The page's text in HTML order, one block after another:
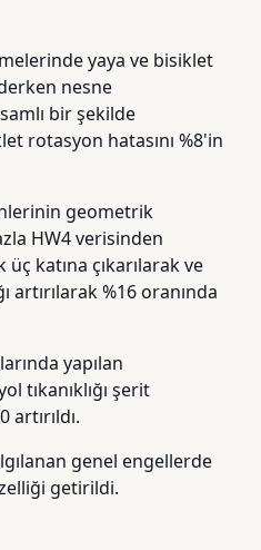
yaya ve bisiklet
nesne
bir şekilde
rotasyon hatasını %8'in
geometrik
HW4 verisinden
katına çıkarılarak ve
artırılarak %16 oranında
yapılan
tıkanıklığı şerit
genel engellerde
getirildi.